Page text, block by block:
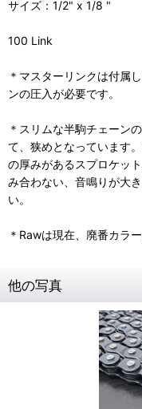
サイズ：1/2" x 1/8 "
100 Link
＊マスターリンクは付属
ンの圧入が必要です。
＊スリムな半駒チェーン
て、狭めとなっています
の厚みがあるスプロケッ
み合わない、音鳴りが大
い。
＊Rawは現在、廃番カラ
他の写真